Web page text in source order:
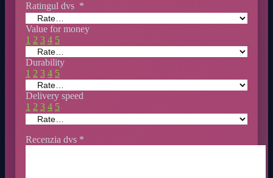
Ratingul dvs *
Value for money
1 2 3 4 5
Durability
1 2 3 4 5
Delivery speed
1 2 3 4 5
Recenzia dvs *